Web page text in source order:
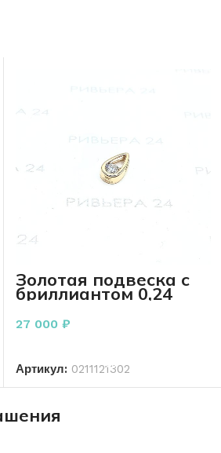
Золотая подвеска с
бриллиантом 0,24
Карат 585 пробы 0,73
грамм
27 000 ₽
Артикул: 0211121302